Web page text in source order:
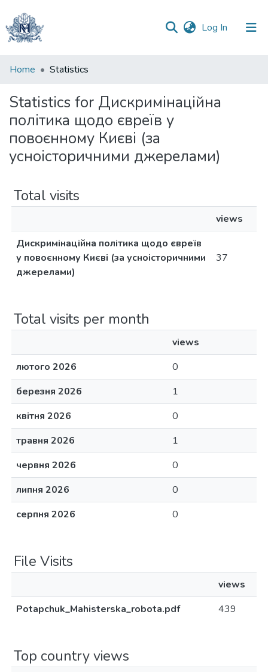
Log In (current)
Communities
Collections
All of DSpace
Home Statistics
Statistics for Дискримінаційна
політика щодо євреїв у
повоєнному Києві (за
усноісторичними джерелами)
Total visits
views
Дискримінаційна політика щодо євреїв
у повоєнному Києві (за усноісторичними
джерелами)
37
Total visits per month
views
лютого 2026
0
березня 2026
1
квітня 2026
0
травня 2026
1
червня 2026
0
липня 2026
0
серпня 2026
0
File Visits
views
Potapchuk_Mahisterska_robota.pdf
439
Top country views